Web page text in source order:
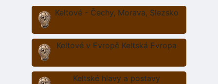
Keltové - Čechy, Morava, Slezsko
Keltové v Evropě Keltská Evropa
Keltské hlavy a postavy